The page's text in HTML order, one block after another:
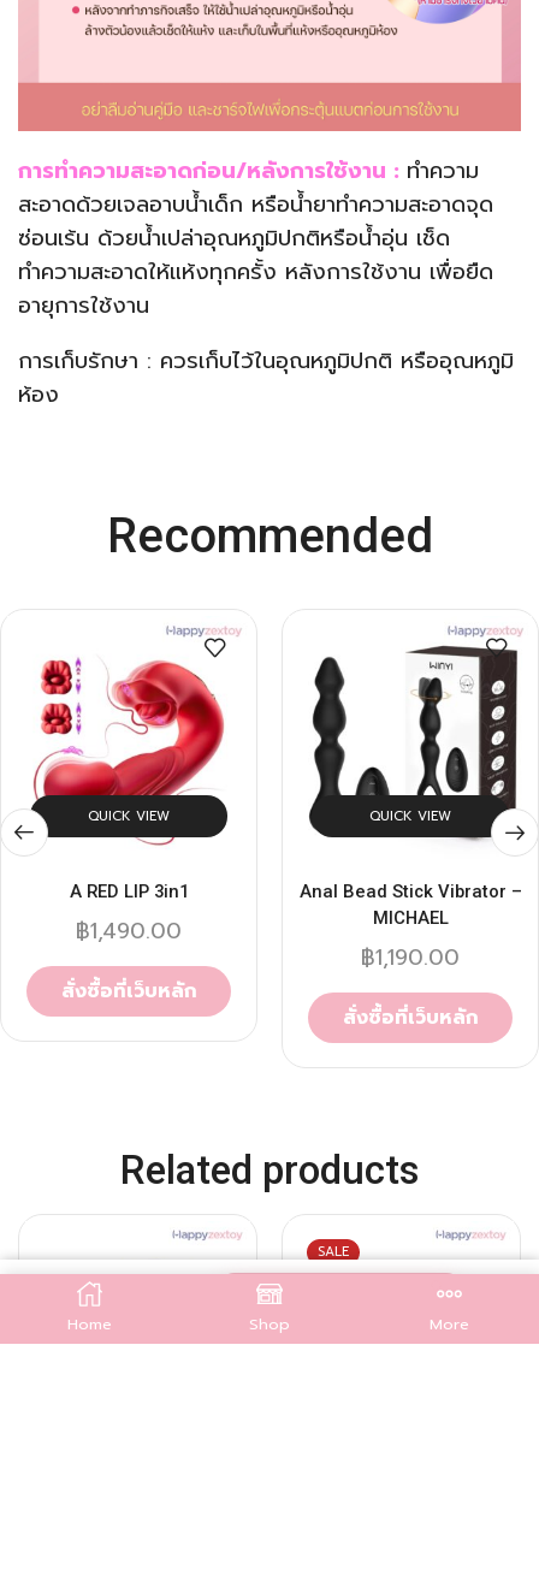
฿ สั่งซื้อที่เว็บหลัก
การทำความสะอาดก่อน/หลังการใช้งาน : ทำความ
สะอาดด้วยเจลอาบน้ำเด็ก หรือน้ำยาทำความสะอาดจุด
ซ่อนเร้น ด้วยน้ำเปล่าอุณหภูมิปกติหรือน้ำอุ่น เช็ด
ทำความสะอาดให้แห้งทุกครั้ง หลังการใช้งาน เพื่อยืด
อายุการใช้งาน
การเก็บรักษา : ควรเก็บไว้ในอุณหภูมิปกติ หรืออุณหภูมิ
ห้อง
Recommended
QUICK VIEW
A RED LIP 3in1
฿1,490.00
สั่งซื้อที่เว็บหลัก
QUICK VIEW
Anal Bead Stick Vibrator –
MICHAEL
฿1,190.00
สั่งซื้อที่เว็บหลัก
Related products
SALE
Home Shop More